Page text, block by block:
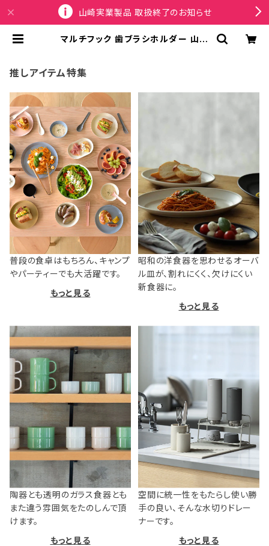
山崎実業製品 取扱終了のお知らせ
マルチフック 歯ブラシホルダー 山崎
推しアイテム特集
普段の食卓はもちろん、キャンプ
やパーティーでも大活躍です。
もっと見る
昭和の洋食器を思わせるオーバ
ル皿が、割れにくく、欠けにくい
新食器に。
もっと見る
陶器とも透明のガラス食器とも
また違う雰囲気をたのしんで頂
けます。
もっと見る
空間に統一性をもたらし使い勝
手の良い、そんな水切りドレー
ナーです。
もっと見る